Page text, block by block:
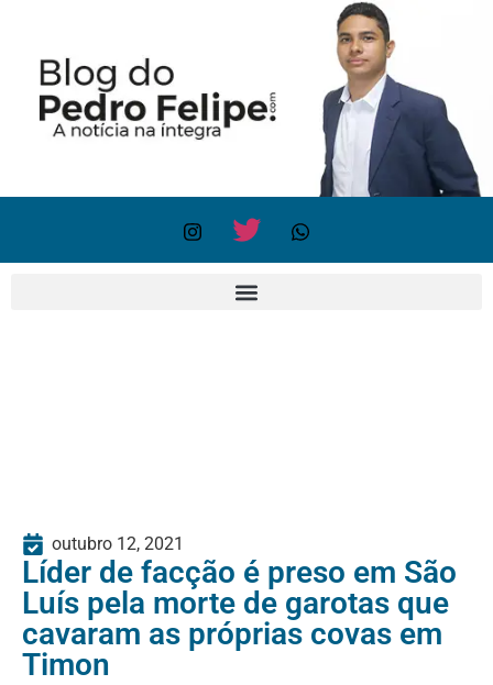
outubro 12, 2021
Líder de facção é preso em São
Luís pela morte de garotas que
cavaram as próprias covas em
Timon